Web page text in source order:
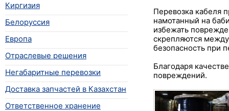
Киргизия
Белоруссия
Европа
Отраслевые решения
Негабаритные перевозки
Доставка запчастей в Казахстан
Ответственное хранение
Перевозка кабеля
намотанный на
избежать
скрепляются
безопасность при
Благодаря
повреждений.